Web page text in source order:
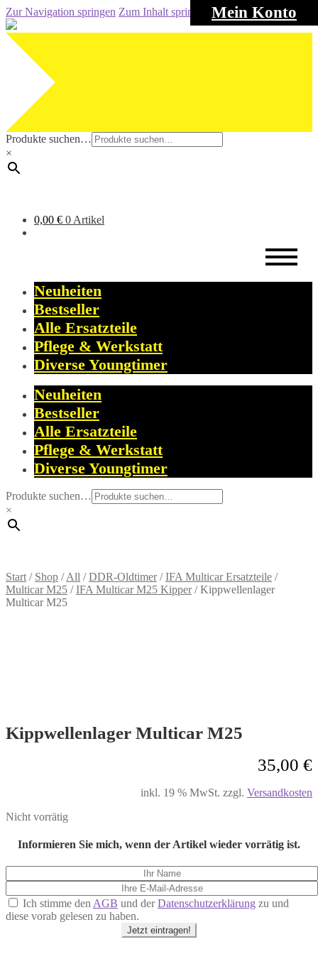
Mein Konto
Zur Navigation springen Zum Inhalt springen
Produkte suchen…
×
0,00 € 0 Artikel
Neuheiten
Bestseller
Alle Ersatzteile
Pflege & Werkstatt
Diverse Youngtimer
Neuheiten
Bestseller
Alle Ersatzteile
Pflege & Werkstatt
Diverse Youngtimer
Produkte suchen…
×
Start / Shop /All /DDR-Oldtimer/IFA Multicar Ersatzteile /
Multicar M25 /IFA Multicar M25 Kipper/Kippwellenlager
Multicar M25
Kippwellenlager Multicar M25
35,00 €
inkl. 19 % MwSt. zzgl. Versandkosten
Nicht vorrätig
Informieren Sie mich, wenn der Artikel wieder vorrätig ist.
Ich stimme den AGB und derDatenschutzerklärung zu und
diese vorab gelesen zu haben.
Jetzt eintragen!